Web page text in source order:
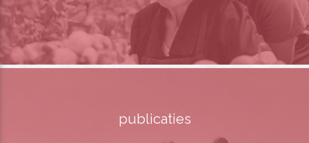
publicaties